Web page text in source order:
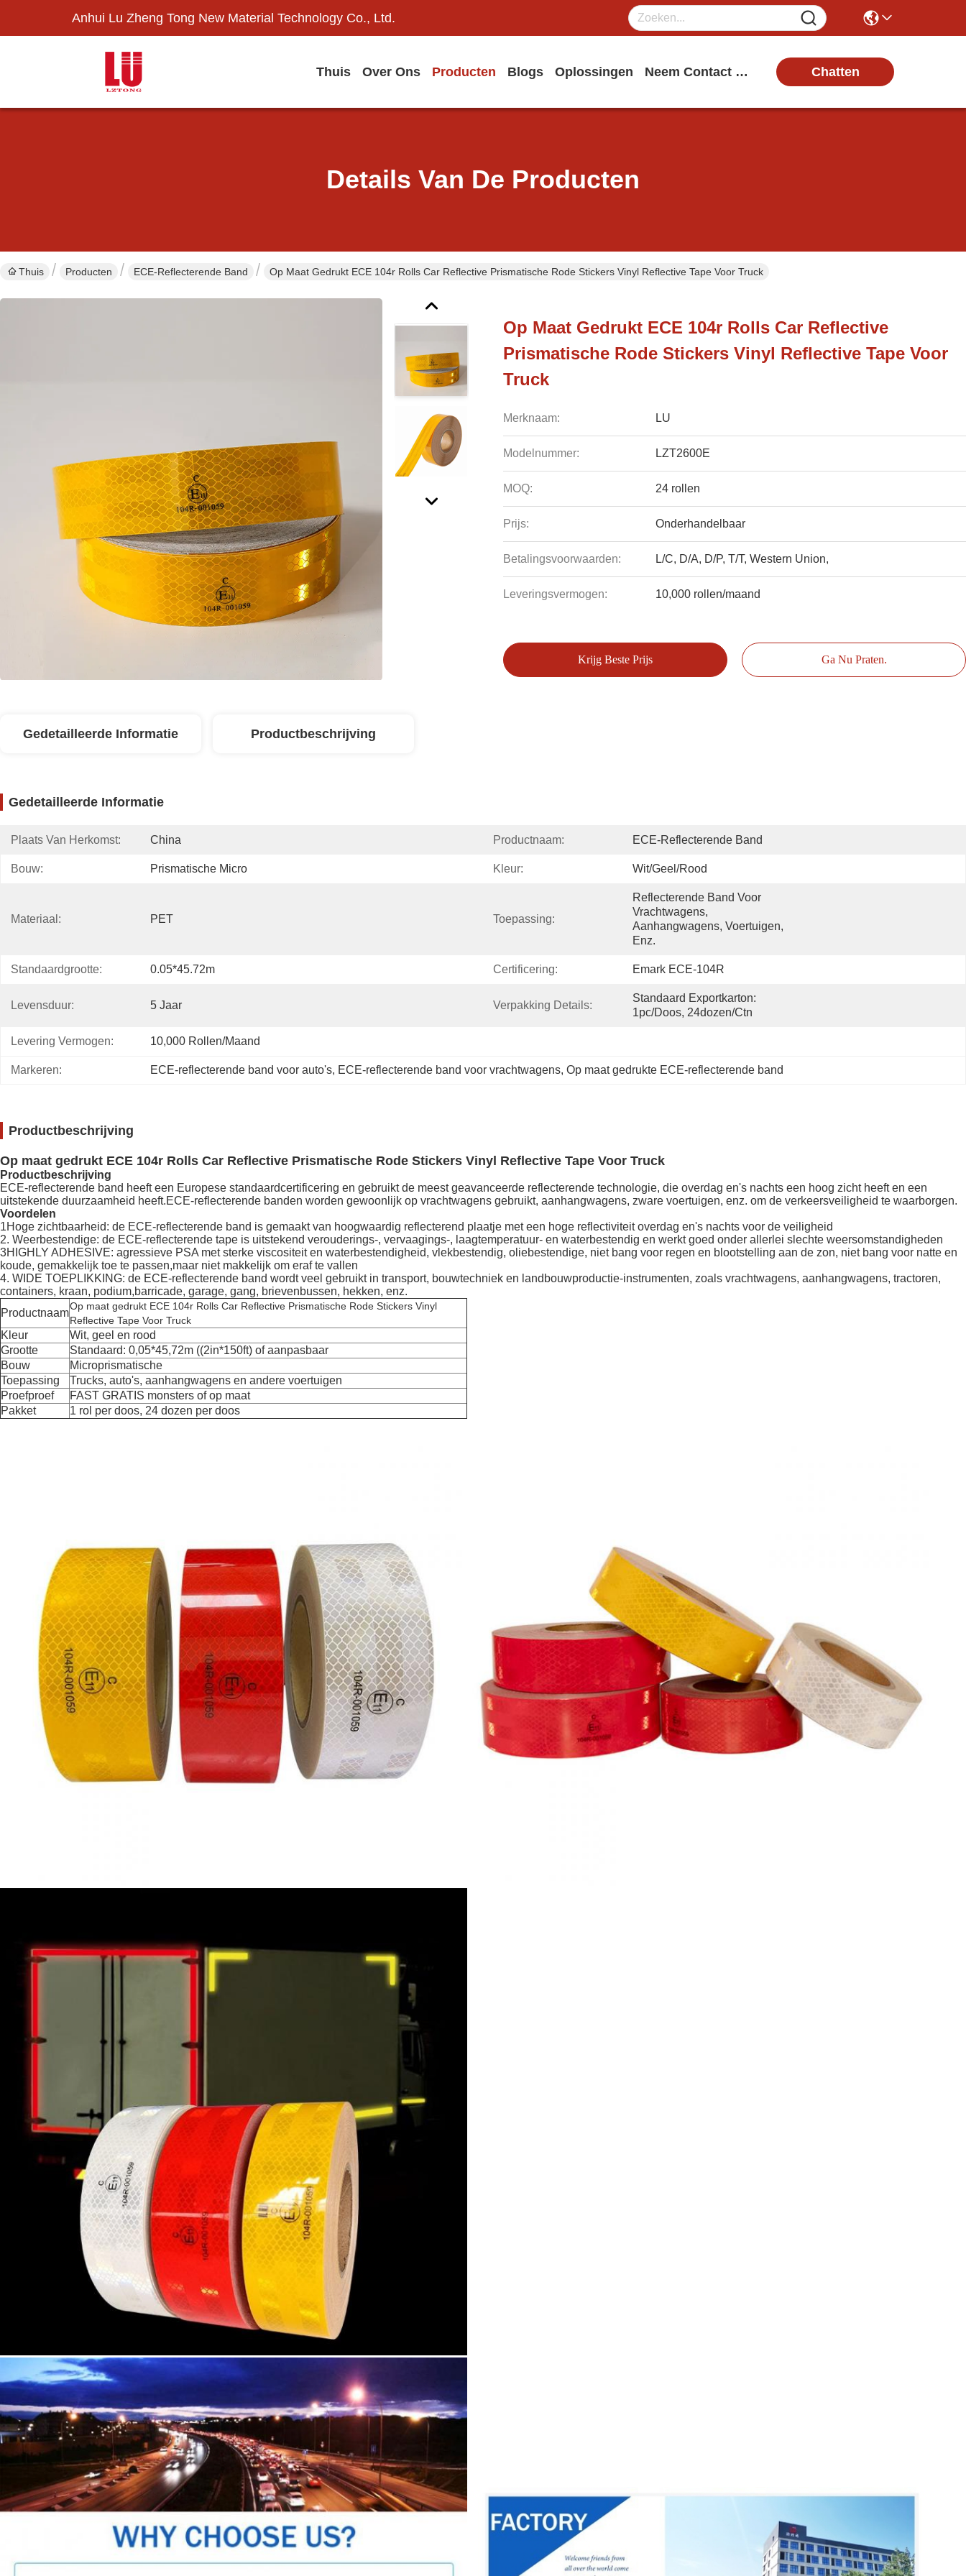
Anhui Lu Zheng Tong New Material Technology Co., Ltd.
Thuis Over Ons Producten Blogs Oplossingen Neem Contact Met Ons Op Chatten
Details Van De Producten
Thuis Producten ECE-Reflecterende Band Op Maat Gedrukt ECE 104r Rolls Car Reflective Prismatische Rode Stickers Vinyl Reflective Tape Voor Truck
Op Maat Gedrukt ECE 104r Rolls Car Reflective
Prismatische Rode Stickers Vinyl Reflective Tape Voor
Truck
Merknaam: LU
Modelnummer: LZT2600E
MOQ: 24 rollen
Prijs: Onderhandelbaar
Betalingsvoorwaarden: L/C, D/A, D/P, T/T, Western Union,
Leveringsvermogen: 10,000 rollen/maand
Krijg Beste Prijs Ga Nu Praten.
Gedetailleerde Informatie Productbeschrijving
Gedetailleerde Informatie
Plaats Van Herkomst: China Productnaam: ECE-Reflecterende Band
Bouw: Prismatische Micro Kleur: Wit/geel/rood
Materiaal: PET Toepassing:
Reflecterende Band Voor
Vrachtwagens,
Aanhangwagens, Voertuigen,
Enz.
Standaardgrootte: 0.05*45.72m Certificering: Emark ECE-104R
Levensduur: 5 Jaar Verpakking Details:
Standaard Exportkarton:
1pc/doos, 24dozen/ctn
Levering Vermogen: 10,000 Rollen/maand
Markeren: ECE-reflecterende band voor auto's, ECE-reflecterende band voor vrachtwagens, Op maat gedrukte ECE-reflecterende band
Productbeschrijving
Op maat gedrukt ECE 104r Rolls Car Reflective Prismatische Rode Stickers Vinyl Reflective Tape Voor Truck
Productbeschrijving
ECE-reflecterende band heeft een Europese standaardcertificering en gebruikt de meest geavanceerde reflecterende technologie, die overdag en's nachts een hoog zicht heeft en een
uitstekende duurzaamheid heeft.ECE-reflecterende banden worden gewoonlijk op vrachtwagens gebruikt, aanhangwagens, zware voertuigen, enz. om de verkeersveiligheid te waarborgen.
Voordelen
1Hoge zichtbaarheid: de ECE-reflecterende band is gemaakt van hoogwaardig reflecterend plaatje met een hoge reflectiviteit overdag en's nachts voor de veiligheid
2. Weerbestendige: de ECE-reflecterende tape is uitstekend verouderings-, vervaagings-, laagtemperatuur- en waterbestendig en werkt goed onder allerlei slechte weersomstandigheden
3HIGHLY ADHESIVE: agressieve PSA met sterke viscositeit en waterbestendigheid, vlekbestendig, oliebestendige, niet bang voor regen en blootstelling aan de zon, niet bang voor natte en
koude, gemakkelijk toe te passen,maar niet makkelijk om eraf te vallen
4. WIDE TOEPLIKKING: de ECE-reflecterende band wordt veel gebruikt in transport, bouwtechniek en landbouwproductie-instrumenten, zoals vrachtwagens, aanhangwagens, tractoren,
containers, kraan, podium,barricade, garage, gang, brievenbussen, hekken, enz.
Productnaam
Op maat gedrukt ECE 104r Rolls Car Reflective Prismatische Rode Stickers Vinyl
Reflective Tape Voor Truck
Kleur
Wit, geel en rood
Grootte
Standaard: 0,05*45,72m ((2in*150ft) of aanpasbaar
Bouw
Microprismatische
Toepassing
Trucks, auto's, aanhangwagens en andere voertuigen
Proefproef
FAST GRATIS monsters of op maat
Pakket
1 rol per doos, 24 dozen per doos